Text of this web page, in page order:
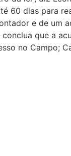
60 dias para
e de um
que a
no Campo;